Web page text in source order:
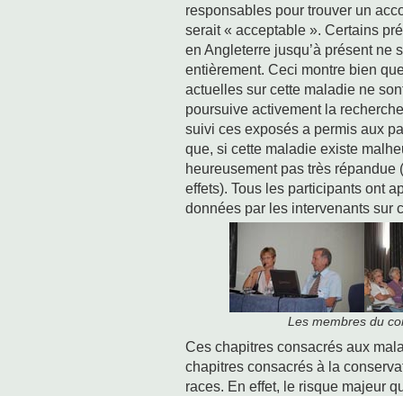
responsables pour trouver un
serait « acceptable ». Certains
en Angleterre jusqu’à présent ne
entièrement. Ceci montre bien
actuelles sur cette maladie ne
poursuive activement la
suivi ces exposés a permis aux
que, si cette maladie existe
heureusement pas très
effets). Tous les participants ont
données par les intervenants sur
Les membres du
Ces chapitres consacrés aux
chapitres consacrés à la
races. En effet, le risque majeur